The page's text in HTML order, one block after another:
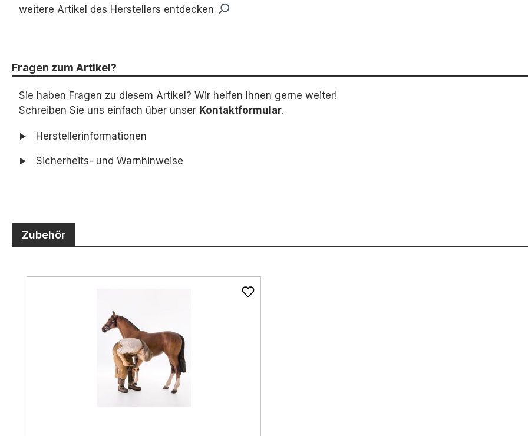
weitere Artikel des Herstellers entdecken
Fragen zum Artikel?
Sie haben Fragen zu diesem Artikel? Wir helfen Ihnen gerne weiter!
Schreiben Sie uns einfach über unser Kontaktformular.
Herstellerinformationen
Sicherheits- und Warnhinweise
Zubehör